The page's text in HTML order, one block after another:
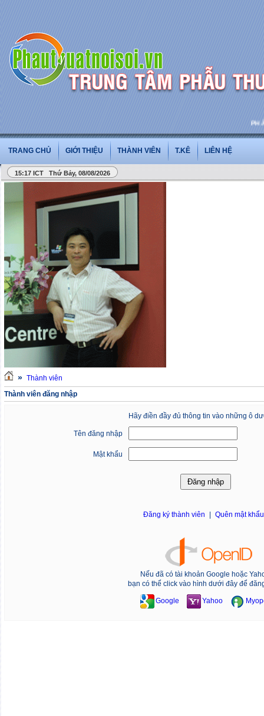
TRANG CHỦ GIỚI THIỆU THÀNH VIÊN T.KÊ LIÊN HỆ
15:17 ICT Thứ Bảy, 08/08/2026
» Thành viên
Thành viên đăng nhập
Hãy điền đầy đủ thông tin vào những ô
Tên đăng nhập
Mật khẩu
Đăng ký thành viên Quên mật
Nếu đã có tài khoản Google hoặc
bạn có thể click vào hình dưới đây để
Google Yahoo